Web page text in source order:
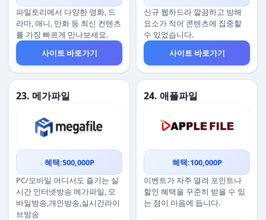
파일토리에서 다양한 영화, 드
라마, 애니, 만화 등 최신 컨텐츠
를 가장 빠르게 만나보세요.
사이트 바로가기
신규 웹하드라 깔끔하고 방해
요소가 적어 콘텐츠에 집중할
수 있었습니다.
사이트 바로가기
23. 메가파일
혜택:500,000P
PC/모바일 어디서도 즐기는 실
시간 인터넷방송 메가파일, 모
바일방송,개인방송,실시간라이
브방송
24. 애플파일
혜택:100,000P
이벤트가 자주 열려 포인트나
할인 혜택을 꾸준히 받을 수 있
는 점이 마음에 듭니다.